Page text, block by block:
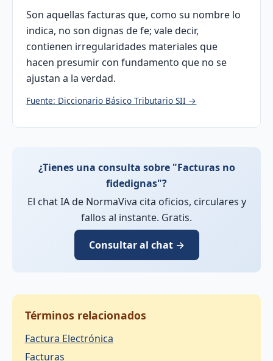
Son aquellas facturas que, como su nombre lo
indica, no son dignas de fe; vale decir,
contienen irregularidades materiales que
hacen presumir con fundamento que no se
ajustan a la verdad.
Fuente: Diccionario Básico Tributario SII →
¿Tienes una consulta sobre "Facturas no
fidedignas"?
El chat IA de NormaViva cita oficios, circulares y
fallos al instante. Gratis.
Consultar al chat →
Términos relacionados
Factura Electrónica
Facturas